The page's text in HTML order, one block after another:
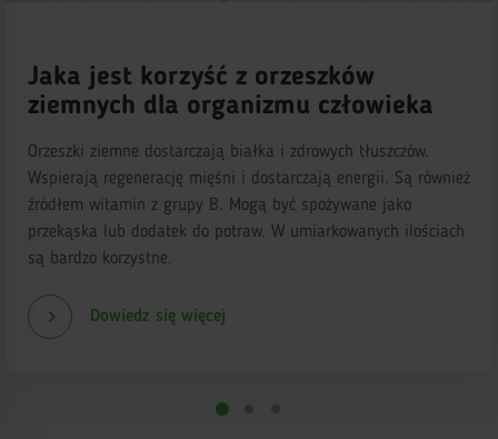
Jaka jest korzyść z orzeszków
ziemnych dla organizmu człowieka
Orzeszki ziemne dostarczają białka i zdrowych tłuszczów.
Wspierają regenerację mięśni i dostarczają energii. Są również
źródłem witamin z grupy B. Mogą być spożywane jako
przekąska lub dodatek do potraw. W umiarkowanych ilościach
są bardzo korzystne.
Dowiedz się więcej